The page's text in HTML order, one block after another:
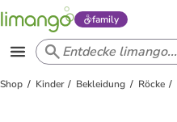
family
Shop Kinder Bekleidung Röcke